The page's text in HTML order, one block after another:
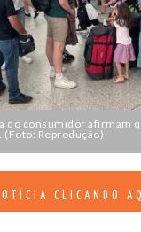
do consumidor afirmam
(Foto: Reprodução)
CLICANDO